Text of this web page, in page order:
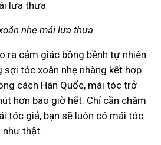
nhẹ mái lưa thưa
ra cảm giác bồng bềnh tự nhiên
sợi tóc xoăn nhẹ nhàng kết hợp
cách Hàn Quốc, mái tóc trở
hơn bao giờ hết. Chỉ cần chăm
tóc giả, bạn sẽ luôn có mái tóc
như thật.